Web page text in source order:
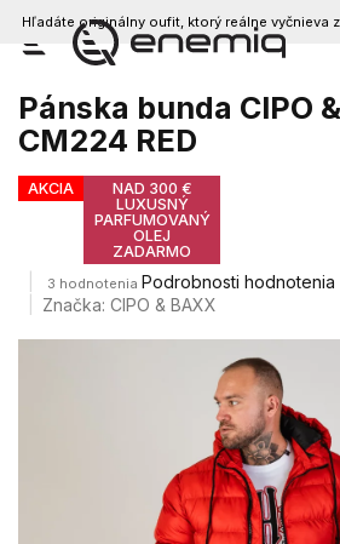
Prejsť
obsah
Hľadáte originálny oufit, ktorý reálne vyčnieva
Pánska bunda CIPO
CM224 RED
AKCIA
NAD 300 €
LUXUSNÝ
PARFUMOVANÝ
OLEJ
ZADARMO
Priemerné
hodnotenie
3 hodnotenia Podrobnosti hodnotenia
Značka:CIPO & BAXX